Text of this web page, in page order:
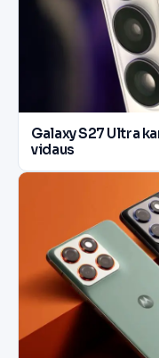
Galaxy S27 Ultra
vidaus